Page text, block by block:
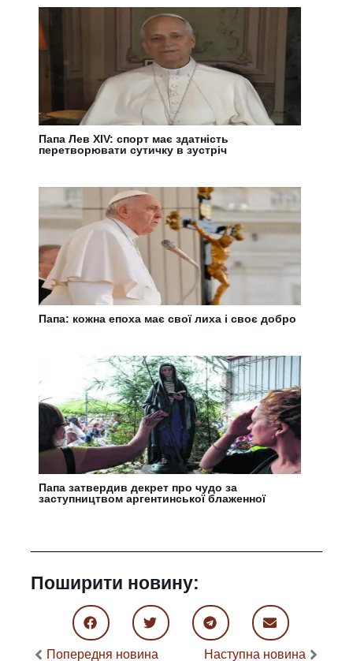
Папа Лев XIV: спорт має здатність
перетворювати сутичку в зустріч
Папа: кожна епоха має свої лиха і своє добро
Папа затвердив декрет про чудо за
заступництвом аргентинської блаженної
Поширити новину:
Попередня новина Наступна новина